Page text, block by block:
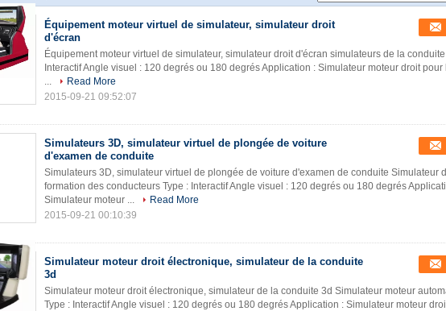
Équipement moteur virtuel de simulateur, simulateur droit
d'écran
Équipement moteur virtuel de simulateur, simulateur droit d'écran simulateurs de la
Interactif Angle visuel : 120 degrés ou 180 degrés Application : Simulateur moteur droit pour
...
Read More
2015-09-21 09:52:07
Simulateurs 3D, simulateur virtuel de plongée de voiture
d'examen de conduite
Simulateurs 3D, simulateur virtuel de plongée de voiture d'examen de conduite Simulateur
formation des conducteurs Type : Interactif Angle visuel : 120 degrés ou 180 degrés
Simulateur moteur ...
Read More
2015-09-21 00:10:39
Simulateur moteur droit électronique, simulateur de la conduite
3d
Simulateur moteur droit électronique, simulateur de la conduite 3d Simulateur moteur
Type : Interactif Angle visuel : 120 degrés ou 180 degrés Application : Simulateur moteur